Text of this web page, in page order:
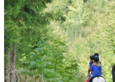
VÅRA FÖRTROENDEVALDA
VAL 2026